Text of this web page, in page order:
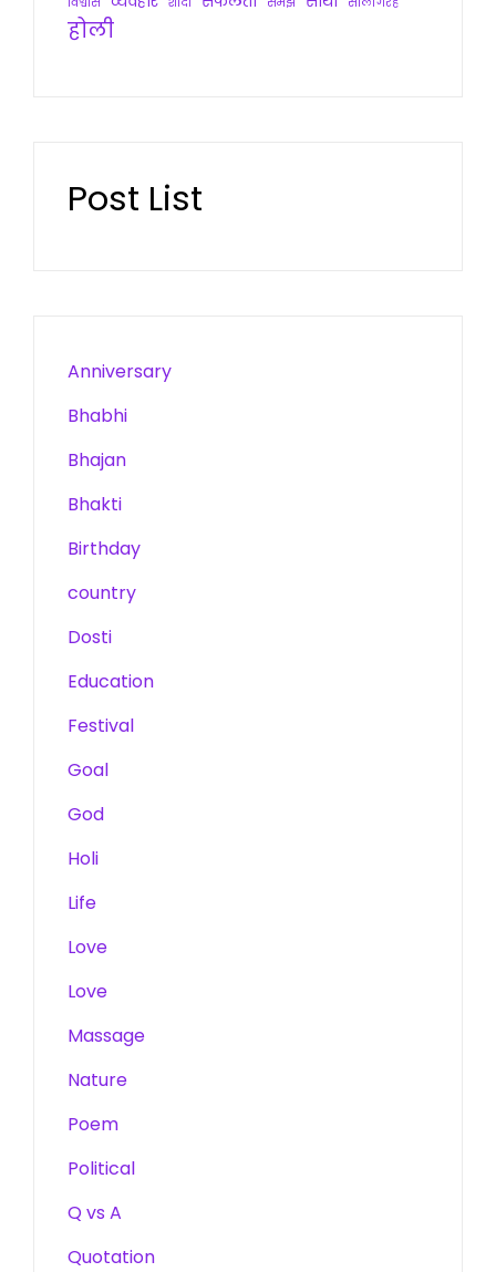
होली
Post List
Anniversary
Bhabhi
Bhajan
Bhakti
Birthday
country
Dosti
Education
Festival
Goal
God
Holi
Life
Love
Love
Massage
Nature
Poem
Political
Q vs A
Quotation